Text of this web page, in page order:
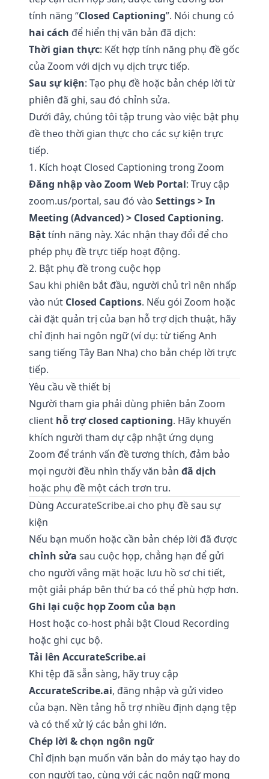
tính năng “Closed Captioning”. Nói chung có
hai cách để hiển thị văn bản đã dịch:
Thời gian thực: Kết hợp tính năng phụ đề gốc
của Zoom với dịch vụ dịch trực tiếp.
Sau sự kiện: Tạo phụ đề hoặc bản chép lời từ
phiên đã ghi, sau đó chỉnh sửa.
Dưới đây, chúng tôi tập trung vào việc bật phụ
đề theo thời gian thực cho các sự kiện trực
tiếp.
1. Kích hoạt Closed Captioning trong Zoom
Đăng nhập vào Zoom Web Portal: Truy cập
zoom.us/portal, sau đó vào Settings > In
Meeting (Advanced) > Closed Captioning.
Bậttính năng này. Xác nhận thay đổi để cho
phép phụ đề trực tiếp hoạt động.
2. Bật phụ đề trong cuộc họp
Sau khi phiên bắt đầu, người chủ trì nên nhấp
vào nút Closed Captions. Nếu gói Zoom hoặc
cài đặt quản trị của bạn hỗ trợ dịch thuật, hãy
chỉ định hai ngôn ngữ (ví dụ: từ tiếng Anh
sang tiếng Tây Ban Nha) cho bản chép lời trực
tiếp.
Yêu cầu về thiết bị
Người tham gia phải dùng phiên bản Zoom
client hỗ trợ closed captioning. Hãy khuyến
khích người tham dự cập nhật ứng dụng
Zoom để tránh vấn đề tương thích, đảm bảo
mọi người đều nhìn thấy văn bản đã dịch
hoặc phụ đề một cách trơn tru.
Dùng AccurateScribe.ai cho phụ đề sau sự
kiện
Nếu bạn muốn hoặc cần bản chép lời đã được
chỉnh sửa sau cuộc họp, chẳng hạn để gửi
cho người vắng mặt hoặc lưu hồ sơ chi tiết,
một giải pháp bên thứ ba có thể phù hợp hơn.
Ghi lại cuộc họp Zoom của bạn
Host hoặc co-host phải bật Cloud Recording
hoặc ghi cục bộ.
Tải lên AccurateScribe.ai
Khi tệp đã sẵn sàng, hãy truy cập
AccurateScribe.ai, đăng nhập và gửi video
của bạn. Nền tảng hỗ trợ nhiều định dạng tệp
và có thể xử lý các bản ghi lớn.
Chép lời & chọn ngôn ngữ
Chỉ định bạn muốn văn bản do máy tạo hay do
con người tạo, cùng với các ngôn ngữ mong